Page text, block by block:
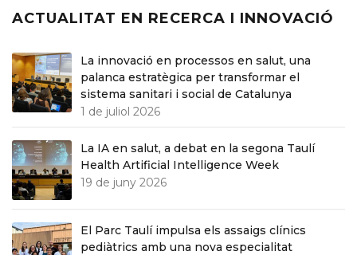
ACTUALITAT EN RECERCA I INNOVACIÓ
La innovació en processos en salut, una
palanca estratègica per transformar el
sistema sanitari i social de Catalunya
1 de juliol 2026
La IA en salut, a debat en la segona Taulí
Health Artificial Intelligence Week
19 de juny 2026
El Parc Taulí impulsa els assaigs clínics
pediàtrics amb una nova especialitat